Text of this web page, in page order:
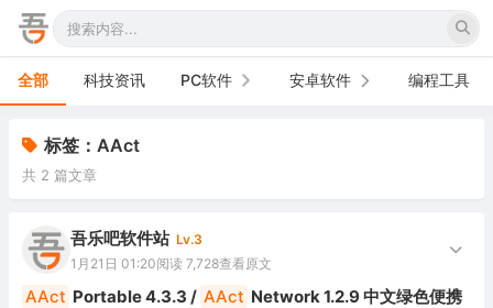
全部 科技资讯 PC软件
办公软件
网络软件
图形图像
安卓软件
手机软件
电视软件
车机软件
编程工具
标签：AAct
共 2 篇文章
吾乐吧软件站 Lv.3
1月21日 01:20阅读 7,728查看原文
AAct Portable 4.3.3 / AAct Network 1.2.9 中文绿色便携